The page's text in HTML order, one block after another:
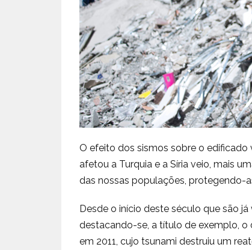
O efeito dos sismos sobre o
afetou a Turquia e a Síria veio, mais
das nossas populações, protegendo-
Desde o início deste século que são
destacando-se, a título de exemplo, o
em 2011, cujo tsunami destruiu um